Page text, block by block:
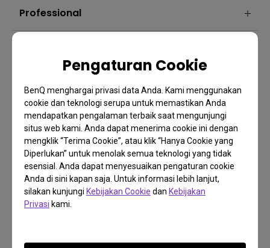
Pengaturan Cookie
BenQ menghargai privasi data Anda. Kami menggunakan
cookie dan teknologi serupa untuk memastikan Anda
mendapatkan pengalaman terbaik saat mengunjungi
situs web kami. Anda dapat menerima cookie ini dengan
mengklik “Terima Cookie”, atau klik “Hanya Cookie yang
Diperlukan” untuk menolak semua teknologi yang tidak
esensial. Anda dapat menyesuaikan pengaturan cookie
Anda di sini kapan saja. Untuk informasi lebih lanjut,
silakan kunjungi Kebijakan Cookie dan Kebijakan
Privasi kami.
Professional